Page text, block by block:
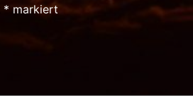
* markiert